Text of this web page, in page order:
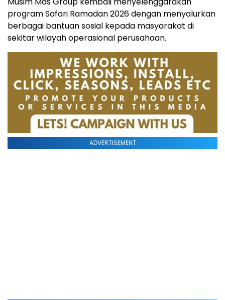
program Safari Ramadan 2026 dengan menyalurkan
berbagai bantuan sosial kepada masyarakat di
sekitar wilayah operasional perusahaan.
ADVERTISEMENT